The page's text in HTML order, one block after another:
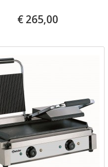
€ 265,00